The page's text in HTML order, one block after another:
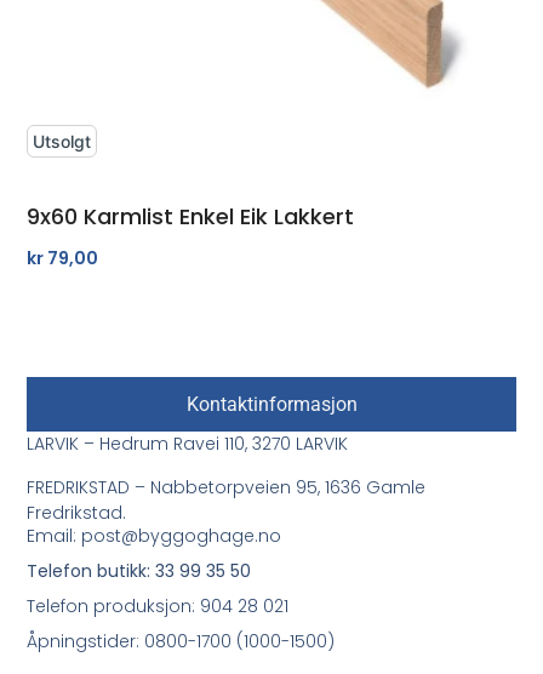
9x60 Karmlist Enkel Eik Lakkert
kr 79,00
Utsolgt
Kontaktinformasjon
LARVIK – Hedrum Ravei 110, 3270 LARVIK
FREDRIKSTAD – Nabbetorpveien 95, 1636 Gamle
Fredrikstad.
Email: post@byggoghage.no
Telefon butikk: 33 99 35 50
Telefon produksjon: 904 28 021
Åpningstider: 0800-1700 (1000-1500)